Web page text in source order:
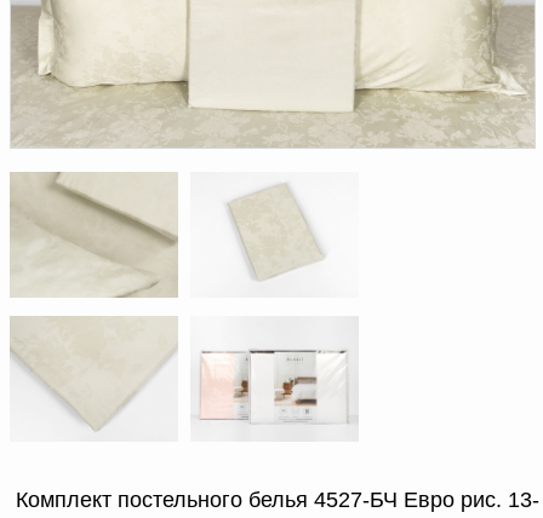
Как нас найти
Написать нам
Доверенность на
получение груза
Документы по работе с
персональными данными
Письмо руководителю
Вопросы и ответы
Новости | Статьи
Комплект постельного белья 4527-БЧ Евро рис. 13-